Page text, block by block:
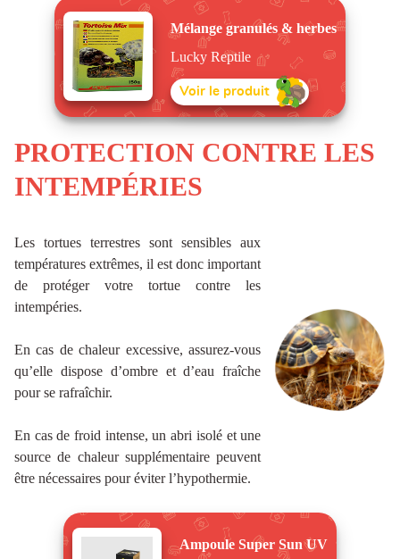
Mélange granulés & herbes
Lucky Reptile
Voir le produit
PROTECTION CONTRE LES
INTEMPÉRIES
Les tortues terrestres sont sensibles aux
températures extrêmes, il est donc important
de protéger votre tortue contre les
intempéries.
En cas de chaleur excessive, assurez-vous
qu’elle dispose d’ombre et d’eau fraîche
pour se rafraîchir.
En cas de froid intense, un abri isolé et une
source de chaleur supplémentaire peuvent
être nécessaires pour éviter l’hypothermie.
Ampoule Super Sun UV